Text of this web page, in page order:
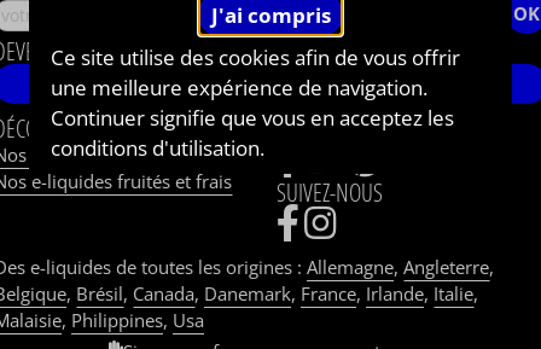
OK
AMBASSADEUR DE BAR A DIY®
JE ME LANCE !
e-liquides fruités
e-liquides fruités et frais
PARTAGEZ
SUIVEZ-NOUS
e-liquides de toutes les origines :Allemagne,Angleterre,
, Brésil, Canada, Danemark, France, Irlande, Italie,
, Philippines, Usa
Ce site utilise des cookies afin de vous offrir
une meilleure expérience de navigation.
Continuer signifie que vous en acceptez les
conditions d'utilisation.